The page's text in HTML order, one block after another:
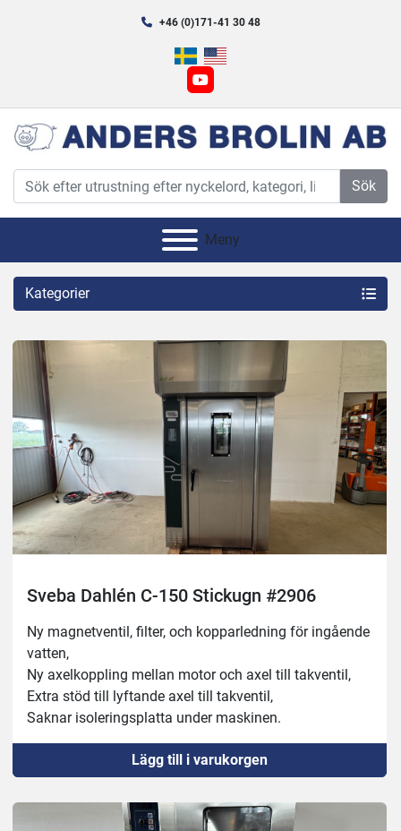
+46 (0)171-41 30 48
youtube
Sök
Meny
Kategorier
Sveba Dahlén C-150 Stickugn #2906
Ny magnetventil, filter, och kopparledning för ingående
vatten,
Ny axelkoppling mellan motor och axel till takventil,
Extra stöd till lyftande axel till takventil,
Saknar isoleringsplatta under maskinen.
Vagn medföljer med yttermått cirka : bredd 500mm,
djup 600mm och höjd 1800mm.
Spjäll, värme och luftfuktare fungerar.
Slitet skick på golvet innuti och lite tilltufsad utsida
annars i gott skick!
Lägg till i varukorgen